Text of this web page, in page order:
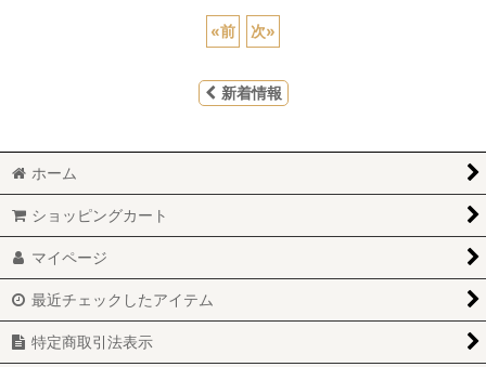
«前 次»
新着情報
ホーム
ショッピングカート
マイページ
最近チェックしたアイテム
特定商取引法表示